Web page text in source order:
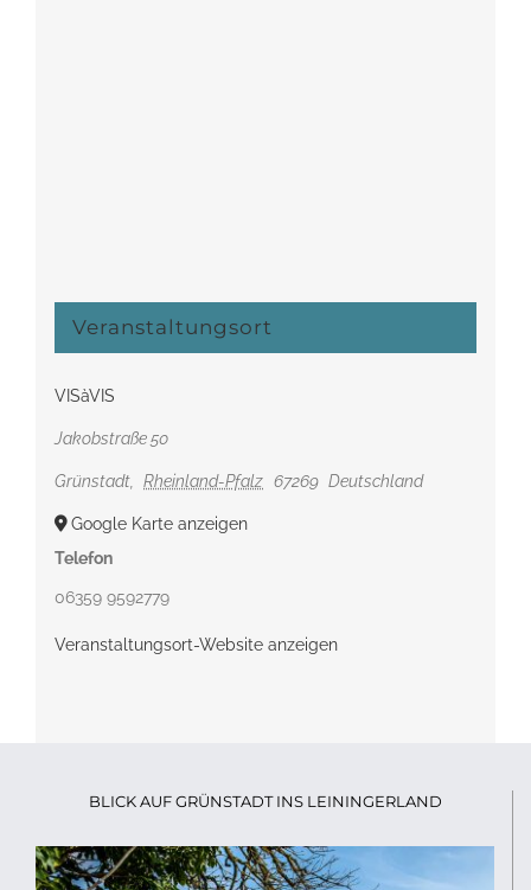
Veranstaltungsort
VISàVIS
Jakobstraße 50
Grünstadt, Rheinland-Pfalz 67269 Deutschland
Google Karte anzeigen
Telefon
06359 9592779
Veranstaltungsort-Website anzeigen
BLICK AUF GRÜNSTADT INS LEININGERLAND